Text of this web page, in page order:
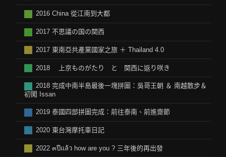
2016 China 從江南到大都
2017 不思議の国の関西
2017 東南亞共產黨國家之旅 ＋ Thailand 4.0
2018 上京ものがたり と 関西に返り咲き
2018 完成中南半島最後一塊拼圖：吳哥王朝 ＆ 南越散步＆
初闖 Issan
2019 泰國四部拼圖完成：前往泰南、前進齋節
2020 東台灣摩托車日記
2022 ๓ปีแล้ว how are you ? 三年後的再出發